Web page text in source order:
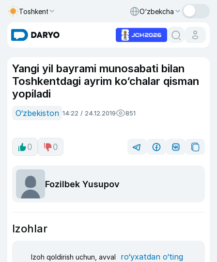
Toshkent O‘zbekcha
Yangi yil bayrami munosabati bilan
Toshkentdagi ayrim ko‘chalar qisman
yopiladi
O‘zbekiston 14:22 / 24.12.2019 851
0 0
Fozilbek Yusupov
Izohlar
Izoh qoldirish uchun, avval ro‘yxatdan o‘ting